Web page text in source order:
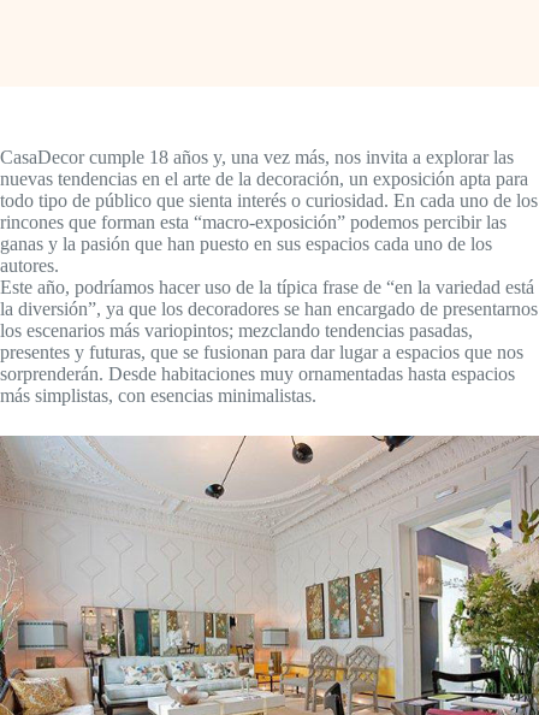
CasaDecor cumple 18 años y, una vez más, nos invita a explorar las
nuevas tendencias en el arte de la decoración, un exposición apta para
todo tipo de público que sienta interés o curiosidad. En cada uno de los
rincones que forman esta “macro-exposición” podemos percibir las
ganas y la pasión que han puesto en sus espacios cada uno de los
autores.
Este año, podríamos hacer uso de la típica frase de “en la variedad está
la diversión”, ya que los decoradores se han encargado de presentarnos
los escenarios más variopintos; mezclando tendencias pasadas,
presentes y futuras, que se fusionan para dar lugar a espacios que nos
sorprenderán. Desde habitaciones muy ornamentadas hasta espacios
más simplistas, con esencias minimalistas.